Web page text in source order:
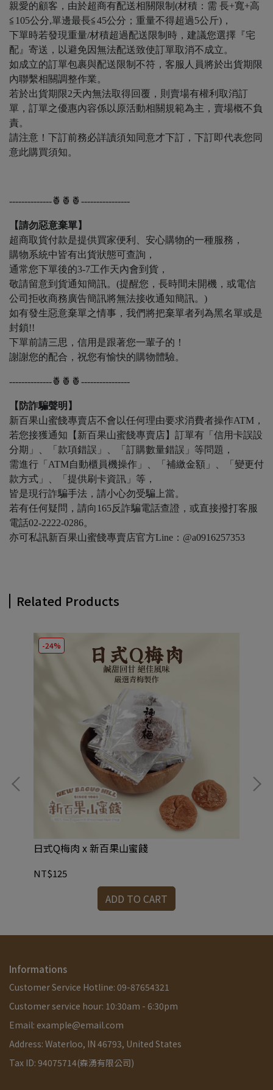
親愛的顧客，由於超商有配送相關限制(材積：需 長+寬+高
≦105公分,單邊最長≦45公分；重量不得超過5公斤)，
下單時若發現重量/材積超過配送限制時，建議您選擇『宅
配』寄送，以避免因無法配送致使訂單取消不成立。
如成立的訂單包裹與配送限制不符，客服人員將於出貨期限
內聯繫相關調整作業。
若於出貨期限2天內無法取得回覆，則賣場有權利取消訂
單，訂單之優惠內容係以原活動相關規範為主，賣場概不負
責。
請注意！下訂前務必詳讀須知同意才下訂，下訂即代表您同
意此購買須知。
--------------🍍🍍🍍----------------
【請勿惡意棄單】
超商取貨付款是提供買家便利、安心購物的一種服務，
購物系統中皆有出貨狀態可查詢，
通常您下單後的3-7工作天內會到貨，
敬請留意到貨通知簡訊。(提醒您，長時間未開機，或電信
公司拒收商務廣告簡訊將無法接收通知簡訊。)
如有發生惡意棄單之情事，我們將把棄單者列為黑名單或是
封鎖!!
下單前請三思，信用是跟著您一輩子的！
謝謝您的配合，祝您有愉快的購物體驗。
--------------🍍🍍🍍----------------
【防詐騙聲明】
新百果山蜜餞專賣店不會以任何理由要求消費者操作ATM，
若您接獲通知【新百果山蜜餞專賣店】訂單有「信用卡誤設
分期」、「款項錯誤」、「訂購數量錯誤」等問題，
需進行「ATM自動櫃員機操作」、「補繳金額」、「變更付
款方式」、「提供刷卡資訊」等，
皆是現行詐騙手法，請小心勿受騙上當。
若有任何疑問，請向165反詐騙電話查證，或直接撥打客服
電話02-2222-0286。
亦可私訊新百果山蜜餞專賣店官方Line：@a0916257353
Related Products
-24%
日式Q梅肉 x 新百果山蜜餞
NT$125
ADD TO CART
Informations
Customer Service Hotline: 09-87654321
Customer service hour: 10:30am - 6:30pm
Email: example@email.com
Address: Waterloo, IN 46793, United States
Tax ID: 94075714(森湧有限公司)